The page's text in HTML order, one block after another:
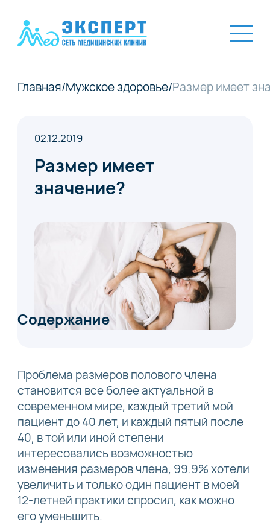
Главная/Мужское здоровье/Размер имеет
02.12.2019
Размер имеет
значение?
Содержание
Проблема размеров полового члена
становится все более актуальной в
современном мире, каждый третий мой
пациент до 40 лет, и каждый пятый после
40, в той или иной степени
интересовались возможностью
изменения размеров члена, 99.9% хотели
увеличить и только один пациент в моей
12-летней практики спросил, как можно
его уменьшить.